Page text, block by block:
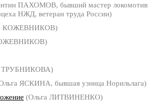
ПАХОМОВ, бывший мастер
НЖД, ветеран труда России)
КОЖЕВНИКОВ)
ТРУБНИКОВА)
ЯСКИНА, бывшая узница Норильлага)
(Ольга ЛИТВИНЕНКО)